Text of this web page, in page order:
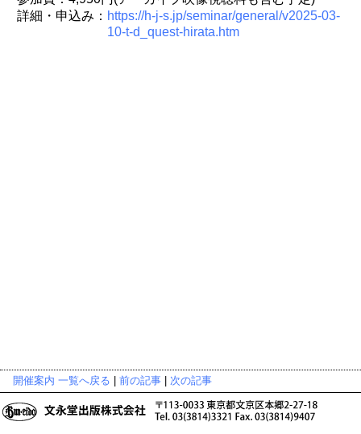
詳細・申込み： https://h-j-s.jp/seminar/general/v2025-03-
10-t-d_quest-hirata.htm
開催案内 一覧へ戻る 前の記事 次の記事